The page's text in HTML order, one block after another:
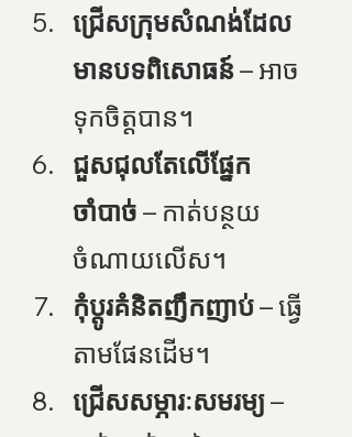
ជ្រើសក្រុមសំណង់ដែល
មានបទពិសោធន៍ – អាច
ទុកចិត្តបាន។
ជួសជុលតែលើផ្នែក
ចាំបាច់ – កាត់បន្ថយ
ចំណាយលើស។
កុំប្ដូរគំនិតញឹកញាប់ – ធ្វើ
តាមផែនដើម។
ជ្រើសសម្ភារៈសមរម្យ –